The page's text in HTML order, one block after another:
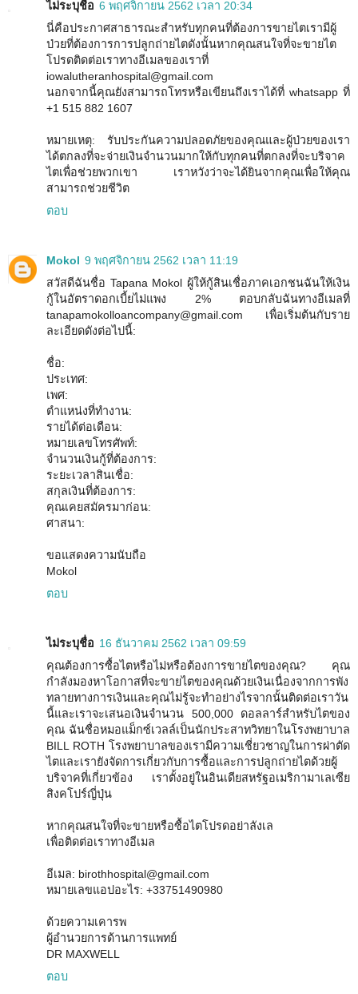
ไม่ระบุชื่อ 6 พฤศจิกายน 2562 เวลา 20:34
นี่คือประกาศสาธารณะสำหรับทุกคนที่ต้องการขายไตเรามีผู้
ป่วยที่ต้องการการปลูกถ่ายไตดังนั้นหากคุณสนใจที่จะขายไต
โปรดติดต่อเราทางอีเมลของเราที่
iowalutheranhospital@gmail.com
นอกจากนี้คุณยังสามารถโทรหรือเขียนถึงเราได้ที่ whatsapp ที่
+1 515 882 1607
หมายเหตุ: รับประกันความปลอดภัยของคุณและผู้ป่วยของเรา
ได้ตกลงที่จะจ่ายเงินจำนวนมากให้กับทุกคนที่ตกลงที่จะบริจาค
ไตเพื่อช่วยพวกเขา เราหวังว่าจะได้ยินจากคุณเพื่อให้คุณ
สามารถช่วยชีวิต
ตอบ
Mokol 9 พฤศจิกายน 2562 เวลา 11:19
สวัสดีฉันชื่อ Tapana Mokol ผู้ให้กู้สินเชื่อภาคเอกชนฉันให้เงิน
กู้ในอัตราดอกเบี้ยไม่แพง 2% ตอบกลับฉันทางอีเมลที่
tanapamokolloancompany@gmail.com เพื่อเริ่มต้นกับราย
ละเอียดดังต่อไปนี้:
ชื่อ:
ประเทศ:
เพศ:
ตำแหน่งที่ทำงาน:
รายได้ต่อเดือน:
หมายเลขโทรศัพท์:
จำนวนเงินกู้ที่ต้องการ:
ระยะเวลาสินเชื่อ:
สกุลเงินที่ต้องการ:
คุณเคยสมัครมาก่อน:
ศาสนา:
ขอแสดงความนับถือ
Mokol
ตอบ
ไม่ระบุชื่อ 16 ธันวาคม 2562 เวลา 09:59
คุณต้องการซื้อไตหรือไม่หรือต้องการขายไตของคุณ? คุณ
กำลังมองหาโอกาสที่จะขายไตของคุณด้วยเงินเนื่องจากการพัง
ทลายทางการเงินและคุณไม่รู้จะทำอย่างไรจากนั้นติดต่อเราวัน
นี้และเราจะเสนอเงินจำนวน 500,000 ดอลลาร์สำหรับไตของ
คุณ ฉันชื่อหมอแม็กซ์เวลล์เป็นนักประสาทวิทยาในโรงพยาบาล
BILL ROTH โรงพยาบาลของเรามีความเชี่ยวชาญในการผ่าตัด
ไตและเรายังจัดการเกี่ยวกับการซื้อและการปลูกถ่ายไตด้วยผู้
บริจาคที่เกี่ยวข้อง เราตั้งอยู่ในอินเดียสหรัฐอเมริกามาเลเซีย
สิงคโปร์ญี่ปุ่น
หากคุณสนใจที่จะขายหรือซื้อไตโปรดอย่าลังเล
เพื่อติดต่อเราทางอีเมล
อีเมล: birothhospital@gmail.com
หมายเลขแอปอะไร: +33751490980
ด้วยความเคารพ
ผู้อำนวยการด้านการแพทย์
DR MAXWELL
ตอบ